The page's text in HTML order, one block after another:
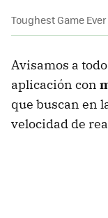
Toughest Game Ever
Avisamos a
aplicación con
que buscan en
velocidad de